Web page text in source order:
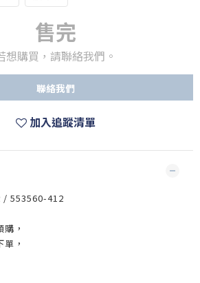
售完
想購買，請聯絡我們。
聯絡我們
加入追蹤清單
/ 553560-412
，
，